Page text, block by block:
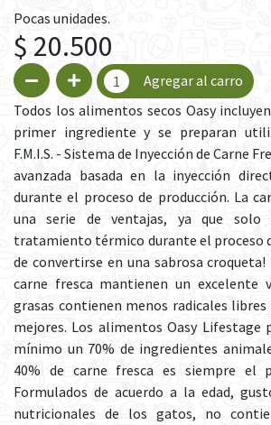
Pocas unidades.
$ 20.500
Agregar al carro
Todos los alimentos secos Oasy
primer ingrediente y se preparan
F.M.I.S. - Sistema de Inyección de Carne
avanzada basada en la inyección
durante el proceso de producción. La
una serie de ventajas, ya que solo
tratamiento térmico durante el proceso
de convertirse en una sabrosa
carne fresca mantienen un excelente
grasas contienen menos radicales
mejores. Los alimentos Oasy Lifestage
mínimo un 70% de ingredientes
40% de carne fresca es siempre el
Formulados de acuerdo a la edad,
nutricionales de los gatos, no